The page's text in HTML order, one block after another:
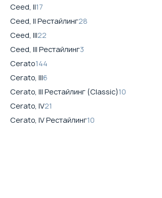
Ceed, II17
Ceed, II Рестайлинг28
Ceed, III22
Ceed, III Рестайлинг3
Cerato144
Cerato, III6
Cerato, III Рестайлинг (Classic)10
Cerato, IV21
Cerato, IV Рестайлинг10